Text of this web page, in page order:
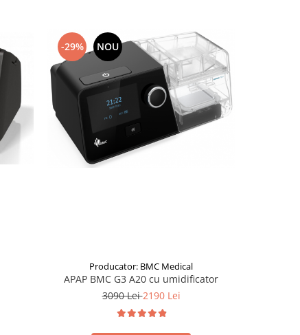
-29% NOU
Producator: BMC Medical
APAP BMC G3 A20 cu umidificator
3090 Lei2190 Lei